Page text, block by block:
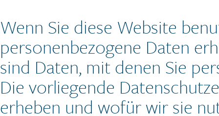
Wenn Sie diese Website
personenbezogene Daten
sind Daten, mit denen Sie
Die vorliegende
erheben und wofür wir sie